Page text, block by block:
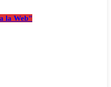
la Web"